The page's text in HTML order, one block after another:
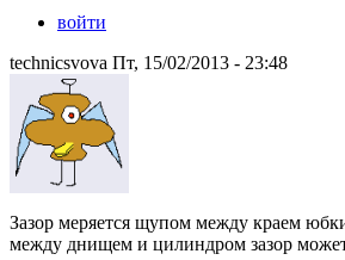
войти
technicsvova Пт, 15/02/2013 - 23:48
Зазор меряется щупом между краем
между днищем и цилиндром зазор